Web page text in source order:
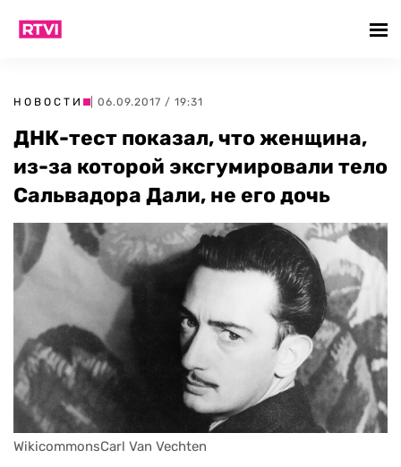
НОВОСТИ | 06.09.2017 / 19:31
ДНК-тест показал, что женщина,
из-за которой эксгумировали тело
Сальвадора Дали, не его дочь
WikicommonsCarl Van Vechten